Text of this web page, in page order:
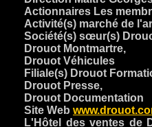
Actionnaires Les
Activité(s) marché de
Société(s) sœur(s)
Drouot Montmartre,
Drouot Véhicules
Filiale(s) Drouot
Drouot Presse,
Drouot Documentation
Site Web
L'Hôtel des ventes de